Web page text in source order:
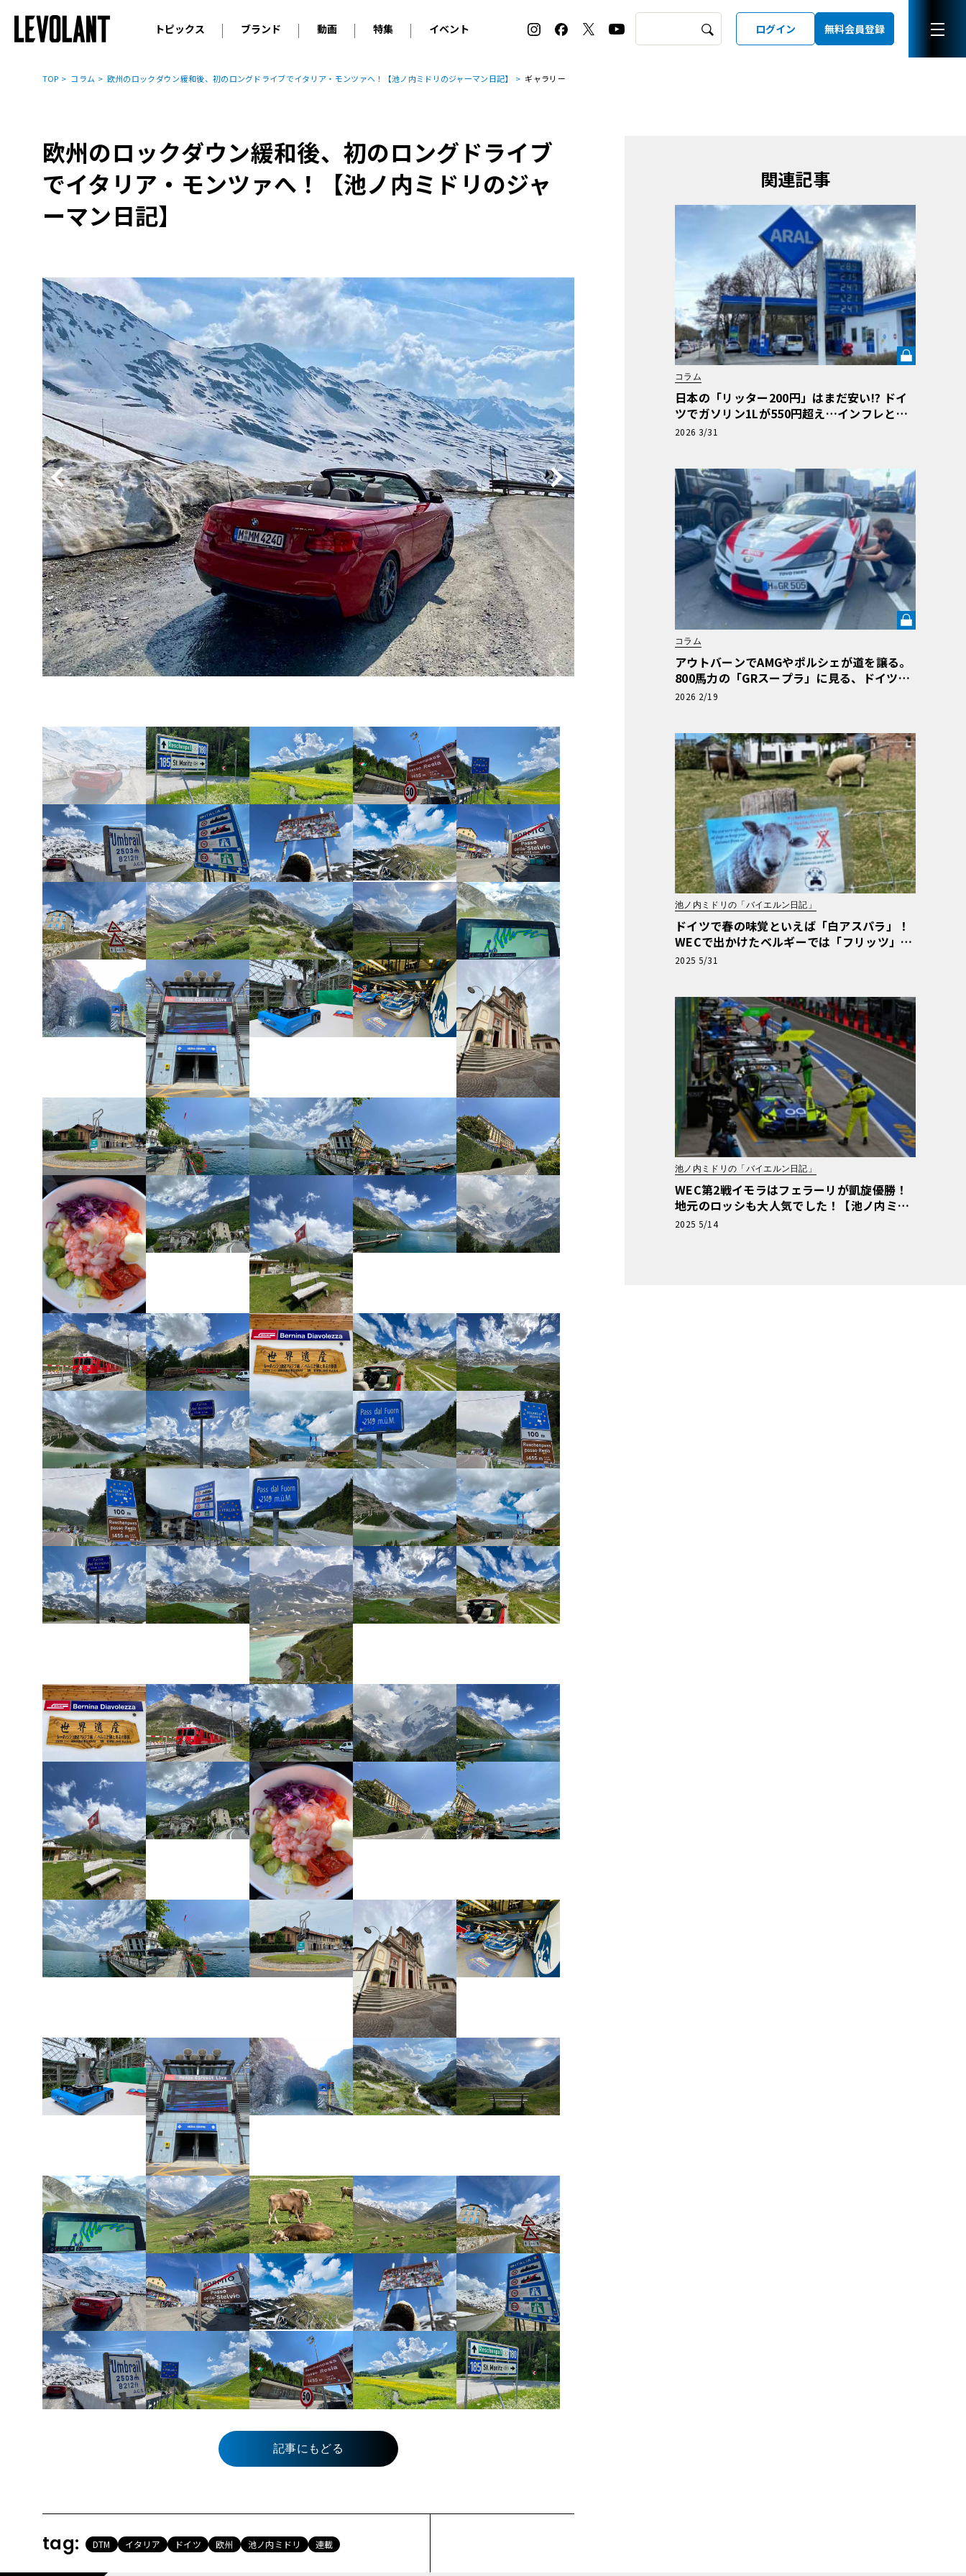
トピックス
ニュース
コラム
ブランド
輸入車 アウディ BMW
アルピナ
プジョー
ルノー
アバルト
アルファ・ロメオ
フェラーリ
ランボルギーニ
マセラティ
アストン・マーティン
ボルボ
キャデラック
ジープ
テスラ
ヒョンデ
BYD
その他
国産車 レクサス トヨタ
日産
ホンダ
スバル
マツダ
三菱
ダイハツ
スズキ
光岡
その他
動画
オリジナル動画
特集
2026 サマータイヤ＆ホイール バイヤーズガイド
ホイールカタログ
タイヤ特集
イベント
ル・ボラン カーズ・ミート2026横浜
EV:LIFE KOBE 2025
ル・ボラン カーズ・ミート2025横浜
ログイン 無料会員登録
TOP コラム 欧州のロックダウン緩和後、初のロングドライブでイタリア・モンツァへ！【池ノ内ミドリのジャーマン日記】 ギャラリー
欧州のロックダウン緩和後、初のロングドライブ
でイタリア・モンツァへ！【池ノ内ミドリのジャ
ーマン日記】
記事にもどる
tag: DTM イタリア ドイツ 欧州 池ノ内ミドリ 連載
関連記事
コラム
日本の「リッター200円」はまだ安い!? ドイ
ツでガソリン1Lが550円超え…インフレと戦
うアウトバーン節約ドライブ術《LE VOLANT
2026 3/31
コラム
アウトバーンでAMGやポルシェが道を譲る。
800馬力の「GRスープラ」に見る、ドイツ人
の日本車リスペクト【木下隆之コラム】《LE
2026 2/19
池ノ内ミドリの「バイエルン日記」
ドイツで春の味覚といえば「白アスパラ」！
WECで出かけたベルギーでは「フリッツ」を
食べるのがマストです【池ノ内ミドリのジャ
2025 5/31
池ノ内ミドリの「バイエルン日記」
WEC第2戦イモラはフェラーリが凱旋優勝！
地元のロッシも大人気でした！【池ノ内ミド
リのジャーマン日記】
2025 5/14